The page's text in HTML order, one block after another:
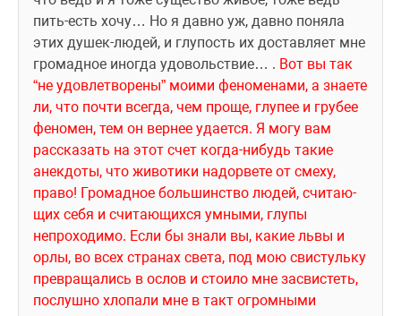
пить-есть хочу… Но я давно уж, давно поняла
этих душек-людей, и глупость их доставляет мне
громадное иногда удовольствие… . Вот вы так
“не удовлетворены” моими феноменами, а знаете
ли, что почти всегда, чем проще, глупее и грубее
феномен, тем он вернее удается. Я могу вам
рассказать на этот счет когда-нибудь такие
анекдоты, что животики надорвете от смеху,
право! Громадное большинство людей, считаю­
щих себя и считающихся умными, глупы
непроходимо. Если бы знали вы, какие львы и
орлы, во всех странах света, под мою свистульку
превращались в ослов и стоило мне засвистеть,
послушно хлопали мне в такт огромными